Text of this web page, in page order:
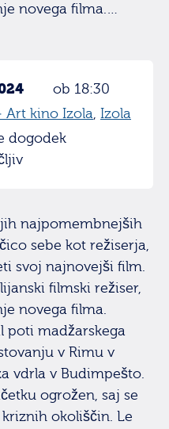
novega filma.…
ob 18:30
Art kino Izola, Izola
dogodek
najpomembnejših
sebe kot režiserja,
svoj najnovejši film.
filmski režiser,
novega filma.
poti madžarskega
v Rimu v
vdrla v Budimpešto.
ogrožen, saj se
okoliščin. Le